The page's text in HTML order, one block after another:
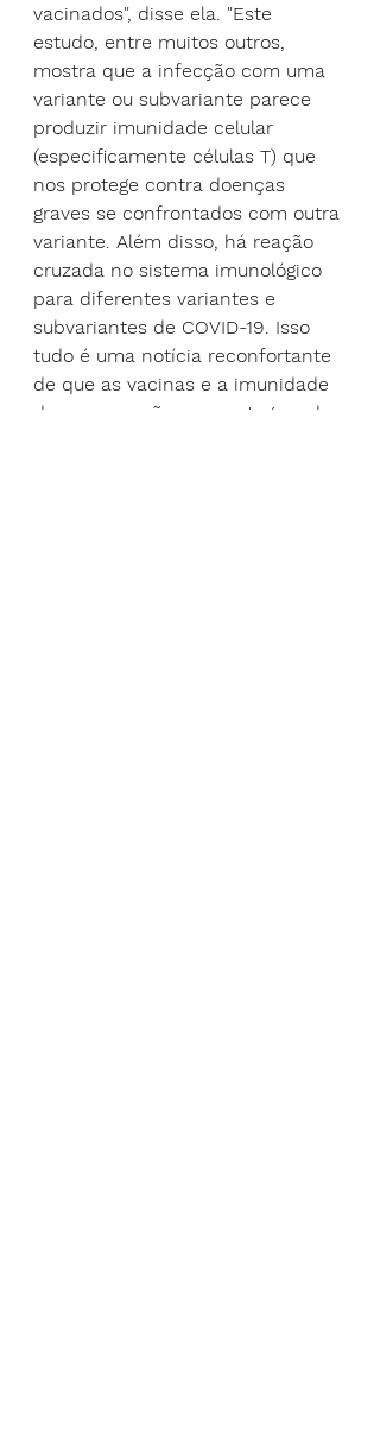
vacinados", disse ela. "Este
estudo, entre muitos outros,
mostra que a infecção com uma
variante ou subvariante parece
produzir imunidade celular
(especificamente células T) que
nos protege contra doenças
graves se confrontados com outra
variante. Além disso, há reação
cruzada no sistema imunológico
para diferentes variantes e
subvariantes de COVID-19. Isso
tudo é uma notícia reconfortante
de que as vacinas e a imunidade
de recuperação nos protegem de